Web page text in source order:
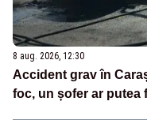
8 aug. 2026, 12:30
Accident grav în
foc, un șofer ar putea